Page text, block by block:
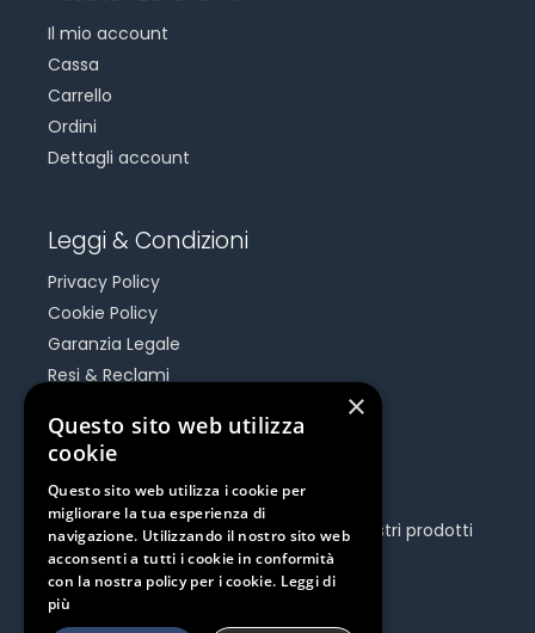
Il mio account
Cassa
Carrello
Ordini
Dettagli account
Leggi & Condizioni
Privacy Policy
Cookie Policy
Garanzia Legale
Resi & Reclami
Be Social
Seguici e rimani aggiornato su tutti i nostri prodotti
e iniziative.
×
Questo sito web utilizza
cookie
Questo sito web utilizza i cookie per
migliorare la tua esperienza di
navigazione. Utilizzando il nostro sito web
acconsenti a tutti i cookie in conformità
con la nostra policy per i cookie. Leggi di
più